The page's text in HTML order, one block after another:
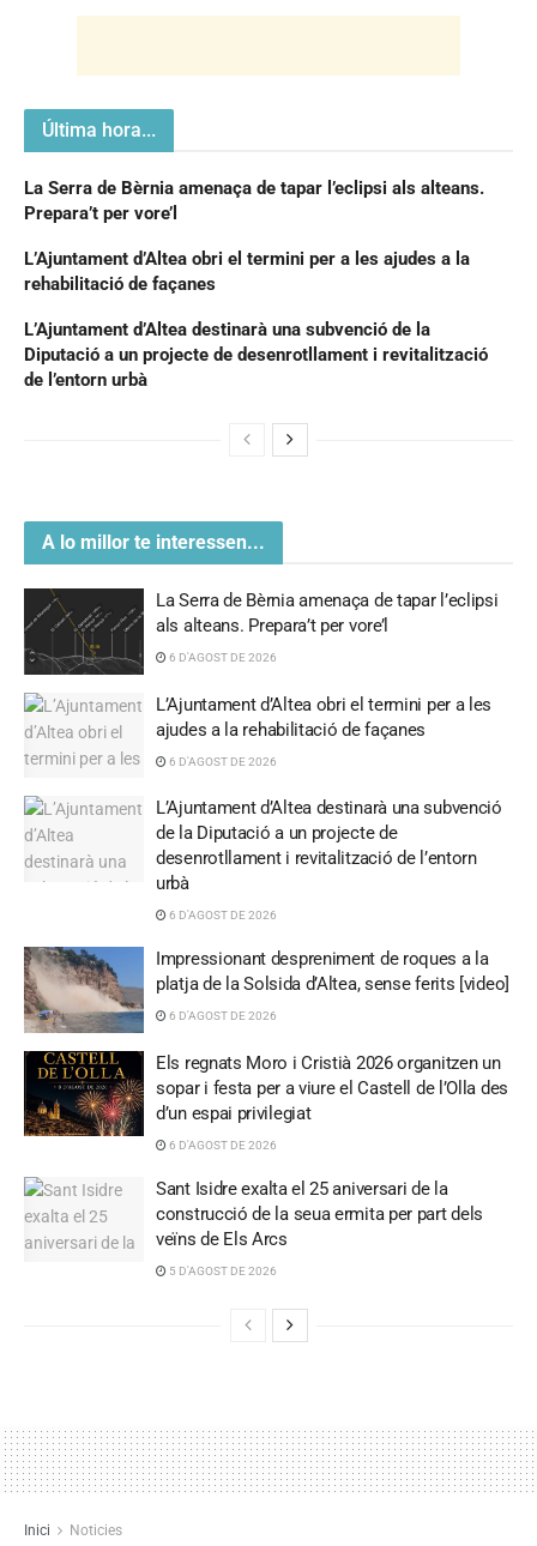
Última hora...
La Serra de Bèrnia amenaça de tapar l’eclipsi als alteans.
Prepara’t per vore’l
L’Ajuntament d’Altea obri el termini per a les ajudes a la
rehabilitació de façanes
L’Ajuntament d’Altea destinarà una subvenció de la
Diputació a un projecte de desenrotllament i revitalització
de l’entorn urbà
A lo millor te interessen...
La Serra de Bèrnia amenaça de tapar l’eclipsi
als alteans. Prepara’t per vore’l
6 D'AGOST DE 2026
L’Ajuntament d’Altea obri el termini per a les
ajudes a la rehabilitació de façanes
6 D'AGOST DE 2026
L’Ajuntament d’Altea destinarà una subvenció
de la Diputació a un projecte de
desenrotllament i revitalització de l’entorn
urbà
6 D'AGOST DE 2026
Impressionant despreniment de roques a la
platja de la Solsida d’Altea, sense ferits [video]
6 D'AGOST DE 2026
Els regnats Moro i Cristià 2026 organitzen un
sopar i festa per a viure el Castell de l’Olla des
d’un espai privilegiat
6 D'AGOST DE 2026
Sant Isidre exalta el 25 aniversari de la
construcció de la seua ermita per part dels
veïns de Els Arcs
5 D'AGOST DE 2026
Inici Noticies